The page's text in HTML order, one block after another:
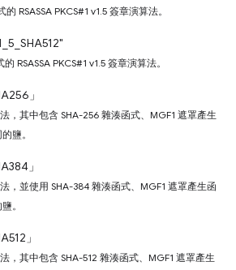
RSASSA PKCS#1 v1.5 簽章演算法。
RSASSA PKCS#1 v1.5 簽章演算法。
」
法，其中包含 SHA-256 雜湊函式、MGF1 遮罩產生
鹽。
」
法，並使用 SHA-384 雜湊函式、MGF1 遮罩產生函
。
」
法，其中包含 SHA-512 雜湊函式、MGF1 遮罩產生